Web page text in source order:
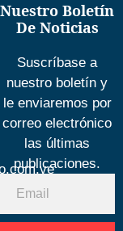
Nuestro Boletín
De Noticias
Suscríbase a
nuestro boletín y
le enviaremos por
correo electrónico
las últimas
publicaciones.